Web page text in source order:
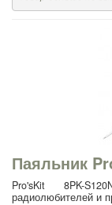
Паяльник
Pro'sKit 8PK-
радиолюбителей и